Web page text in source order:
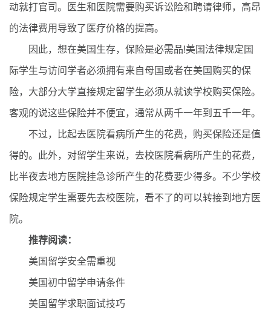
动就打官司。医生和医院需要购买诉讼险和聘请律师，高昂
的法律费用导致了医疗价格的提高。
因此，想在美国生存，保险是必需品!美国法律规定国
际学生与访问学者必须拥有来自母国或者在美国购买的保
险，大部分大学直接规定留学生必须从就读学校购买保险。
客观的说这些保险并不便宜，通常从两千一年到五千一年。
不过，比起去医院看病所产生的花费，购买保险还是值
得的。此外，对留学生来说，去校医院看病所产生的花费，
比半夜去地方医院挂急诊所产生的花费要少得多。不少学校
保险规定学生需要先去校医院，看不了的可以转接到地方医
院。
推荐阅读：
美国留学安全需重视
美国初中留学申请条件
美国留学求职面试技巧